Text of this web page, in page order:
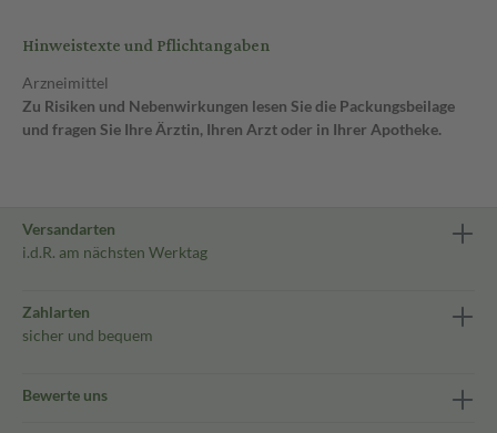
Hinweistexte und Pflichtangaben
Arzneimittel
Zu Risiken und Nebenwirkungen lesen Sie die Packungsbeilage
und fragen Sie Ihre Ärztin, Ihren Arzt oder in Ihrer Apotheke.
Versandarten
i.d.R. am nächsten Werktag
Zahlarten
sicher und bequem
Bewerte uns